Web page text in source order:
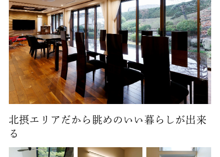
北摂エリアだから眺めのいい暮らしが出来
る